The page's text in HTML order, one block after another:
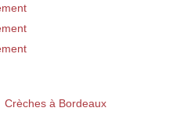
Crèches à Bordeaux